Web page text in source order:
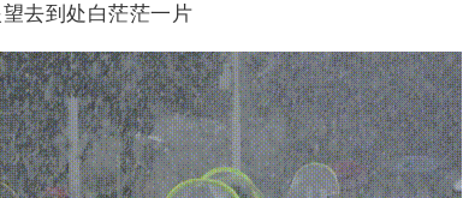
去到处白茫茫一片